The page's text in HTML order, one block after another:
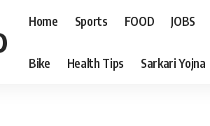
Home Sports FOOD JOBS
Bike Health Tips Sarkari Yojna